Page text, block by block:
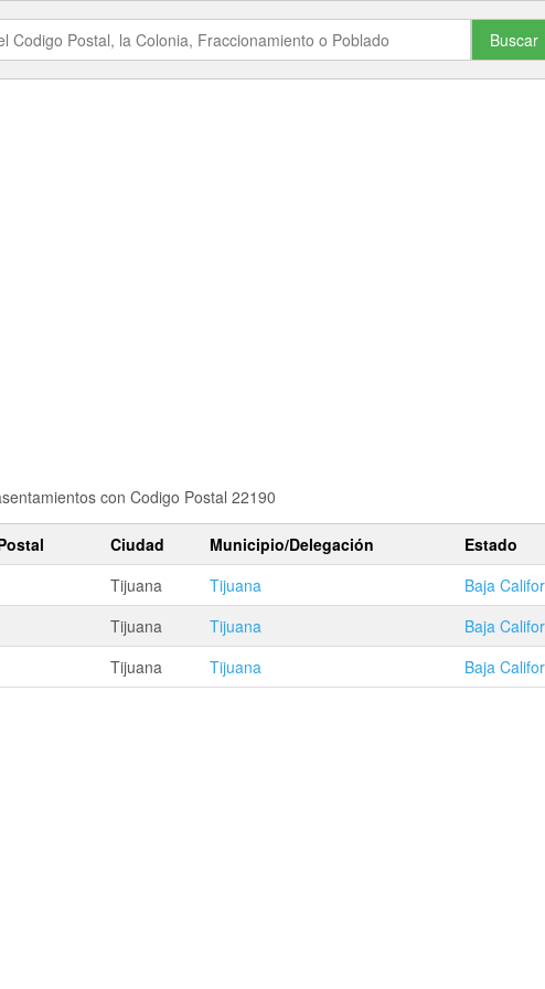
Buscar
con Codigo Postal 22190
Ciudad Municipio/Delegación
Estado
Tijuana Tijuana
Baja
Tijuana Tijuana
Baja
Tijuana Tijuana Baja